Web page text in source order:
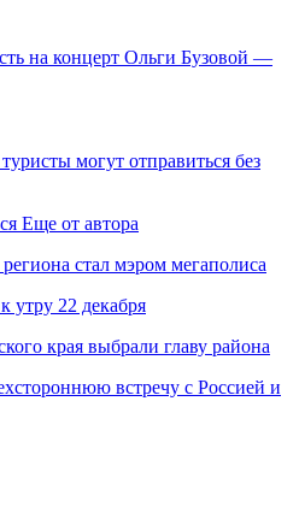
на концерт Ольги Бузовой —
могут отправиться без
Еще от автора
стал мэром мегаполиса
утру 22 декабря
края выбрали главу района
встречу с Россией и